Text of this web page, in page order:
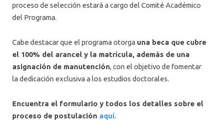
proceso de selección estará a cargo del Comité Académico
del Programa.
Cabe destacar que el programa otorga una beca que cubre
el 100% del arancel y la matrícula, además de una
asignación de manutención, con el objetivo de fomentar
la dedicación exclusiva a los estudios doctorales.
Encuentra el formulario y todos los detalles sobre el
proceso de postulación aquí.